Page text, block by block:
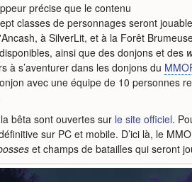
précise que le contenu
classes de personnages seront
à SilverLit, et à la Forêt
ainsi que des donjons et des
à s’aventurer dans les donjons du
avec une équipe de 10 personnes
bêta sont ouvertes sur le site officiel.
sur PC et mobile. D’ici là, le
et champs de batailles qui seront